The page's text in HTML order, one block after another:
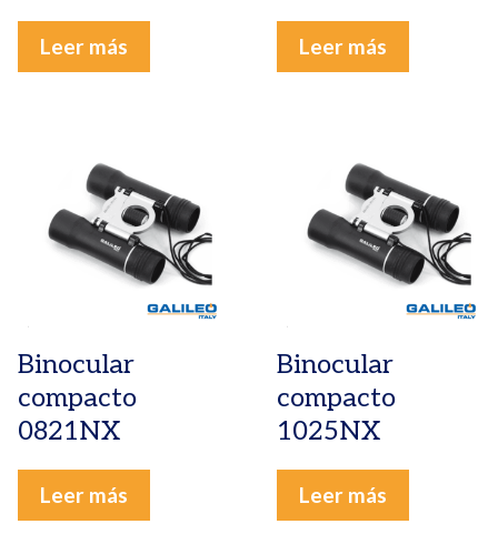
Leer más Leer más
Binocular
compacto
0821NX
Leer más
Binocular
compacto
1025NX
Leer más